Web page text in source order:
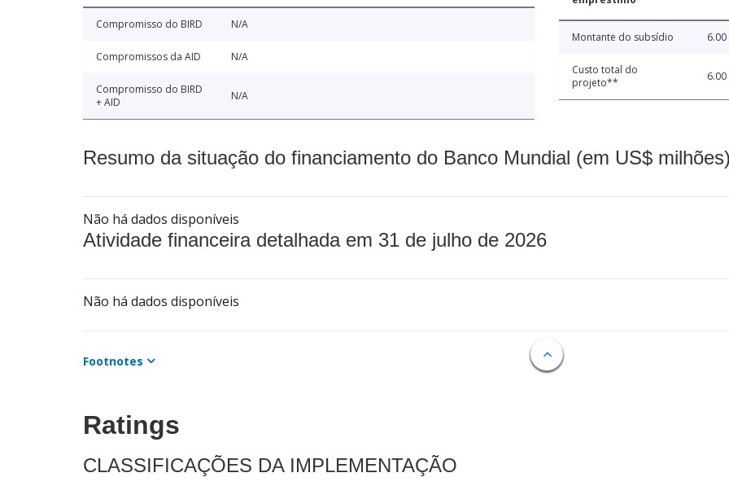
Compromisso do BIRD N/A
Compromissos da AID N/A
Compromisso do BIRD
+ AID
N/A
Montante do subsídio 6.00
Custo total do
projeto**
6.00
Resumo da situação do financiamento do Banco Mundial (em US$
Não há dados disponíveis
Atividade financeira detalhada em 31 de julho de 2026
Não há dados disponíveis
Footnotes
Ratings
CLASSIFICAÇÕES DA IMPLEMENTAÇÃO